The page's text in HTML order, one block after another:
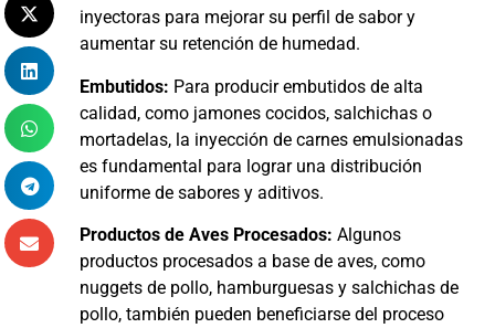
inyectoras para mejorar su perfil de sabor y
aumentar su retención de humedad.
Embutidos: Para producir embutidos de alta
calidad, como jamones cocidos, salchichas o
mortadelas, la inyección de carnes emulsionadas
es fundamental para lograr una distribución
uniforme de sabores y aditivos.
Productos de Aves Procesados: Algunos
productos procesados a base de aves, como
nuggets de pollo, hamburguesas y salchichas de
pollo, también pueden beneficiarse del proceso